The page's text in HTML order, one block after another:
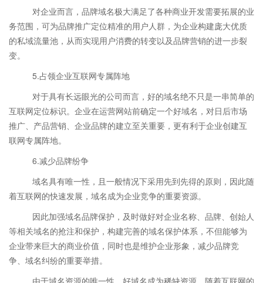
对企业而言，品牌域名极大满足了各种商业开发需要拓展的业
务范围，可为品牌推广定位精准的用户人群，为企业构建庞大优质
的私域流量池，从而实现用户消费的转变以及品牌营销的进一步裂
变。
5.占领企业互联网专属阵地
对于具有长远眼光的公司而言，好的域名绝不只是一串简单的
互联网定位标识。企业在运营网站前确定一个好域名，对日后市场
推广、产品营销、企业品牌的建立至关重要，更有利于企业创建互
联网专属阵地。
6.减少品牌纷争
域名具有唯一性，且一般情况下采用先到先得的原则，因此随
着互联网的快速发展，域名成为企业竞争的重要资源。
因此加强域名品牌保护，及时做好对企业名称、品牌、创始人
等相关域名的抢注和保护，构建完善的域名保护体系，不但能够为
企业带来巨大的商业价值，同时也是维护企业形象，减少品牌竞
争、域名纠纷的重要举措。
由于域名资源的唯一性，好域名成为稀缺资源。随着互联网的